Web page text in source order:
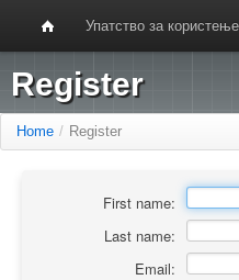
Упатство за
Register
Home / Register
First name:
Last name:
Email: